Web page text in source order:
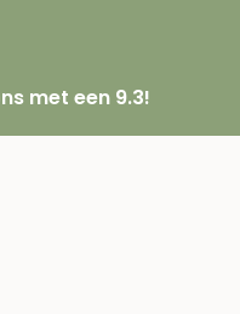
met een 9.3!